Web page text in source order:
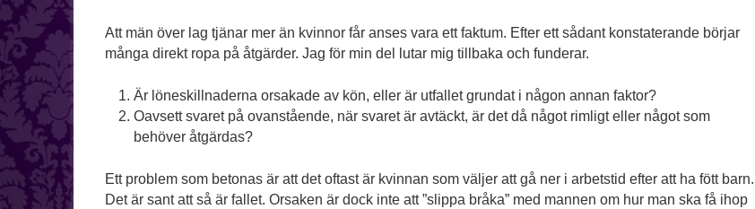
Att män över lag tjänar mer än kvinnor får anses vara ett faktum. Efter ett sådant konstaterande börjar
många direkt ropa på åtgärder. Jag för min del lutar mig tillbaka och funderar.
Är löneskillnaderna orsakade av kön, eller är utfallet grundat i någon annan faktor?
Oavsett svaret på ovanstående, när svaret är avtäckt, är det då något rimligt eller något som
behöver åtgärdas?
Ett problem som betonas är att det oftast är kvinnan som väljer att gå ner i arbetstid efter att ha fött barn.
Det är sant att så är fallet. Orsaken är dock inte att ”slippa bråka” med mannen om hur man ska få ihop